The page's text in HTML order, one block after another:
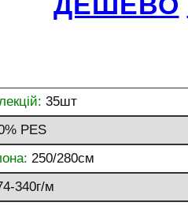
35шт
PES
250/280см
340г/м